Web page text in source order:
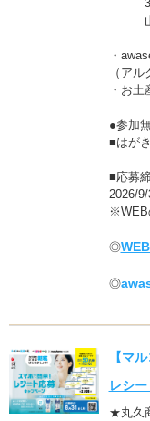
3階
山口
・
（ア
・お土
●参加
■はが
■応募
2026/
※WEB
◎
◎
【マ
レシ
★丸久